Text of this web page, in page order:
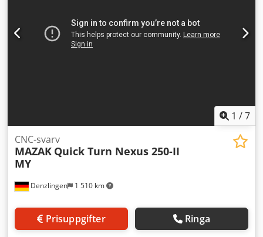
motspindel, inmatningsnoggrannhet 0,0001° - Y-axel -
Gränssnitt för stångmagasin - automatisk detaljfångare -
Förstärkt kylvätskepump - MAYFRAN spånborttagare - 8 st
1 /7
Denzlingen 1 510 km
CNC-svarv
MAZAK Quick Turn Nexus 250-II
MY
Prisuppgifter Ringa